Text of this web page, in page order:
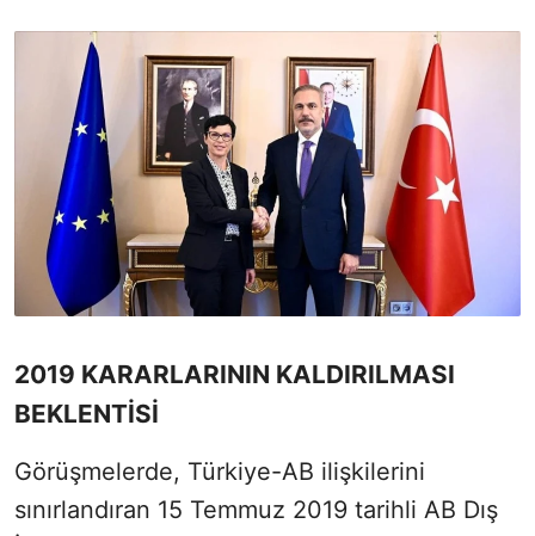
2019 KARARLARININ KALDIRILMASI
BEKLENTİSİ
Görüşmelerde, Türkiye-AB ilişkilerini
sınırlandıran 15 Temmuz 2019 tarihli AB Dış